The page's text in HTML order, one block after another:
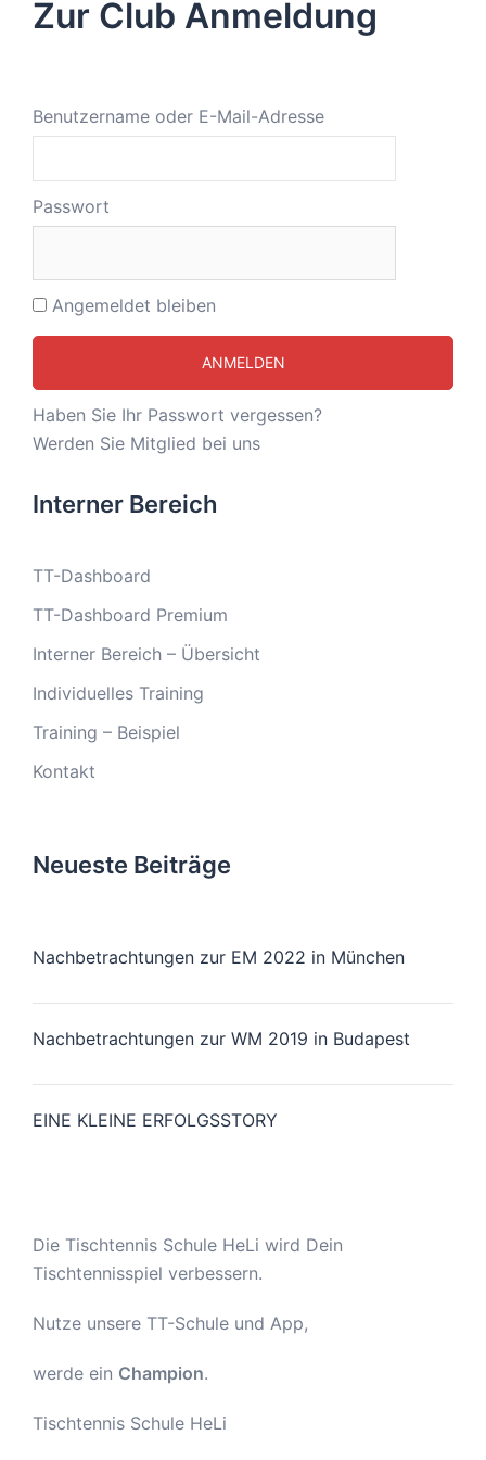
Zur Club Anmeldung
Benutzername oder E-Mail-Adresse
Passwort
Angemeldet bleiben
Haben Sie Ihr Passwort vergessen?
Werden Sie Mitglied bei uns
Interner Bereich
TT-Dashboard
TT-Dashboard Premium
Interner Bereich – Übersicht
Individuelles Training
Training – Beispiel
Kontakt
Neueste Beiträge
Nachbetrachtungen zur EM 2022 in München
Nachbetrachtungen zur WM 2019 in Budapest
EINE KLEINE ERFOLGSSTORY
Die Tischtennis Schule HeLi wird Dein
Tischtennisspiel verbessern.
Nutze unsere TT-Schule und App,
werde ein Champion.
Tischtennis Schule HeLi